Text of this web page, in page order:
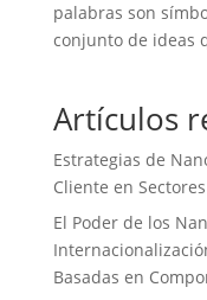
palabras son
conjunto de ideas
Artículos
Estrategias de
Cliente en
El Poder de los
Basadas en